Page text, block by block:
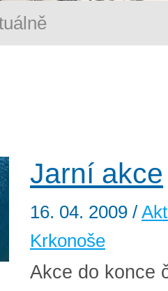
Jarní akce
16. 04. 2009 /
Krkonoše
Akce do konce